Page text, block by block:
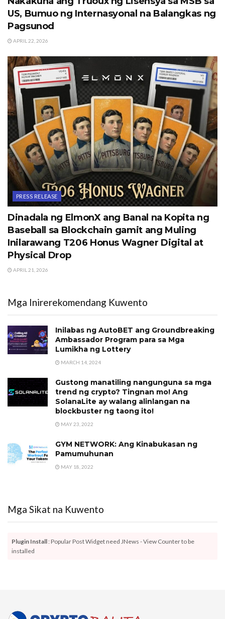
US, Bumuo ng Internasyonal na Balangkas ng
Pagsunod
APRIL 22, 2026
PRESS RELEASE
Dinadala ng ElmonX ang Banal na Kopita ng
Baseball sa Blockchain gamit ang Muling
Inilarawang T206 Honus Wagner Digital at
Physical Drop
APRIL 21, 2026
Mga Inirerekomendang Kuwento
Inilabas ng AutoBET ang Groundbreaking
Ambassador Program para sa Mga
Lumikha ng Lottery
MARCH 14, 2024
Gustong manatiling nangunguna sa mga
trend ng crypto? Tingnan mo! Ang
SolanaLite ay walang alinlangan na
blockbuster ng taong ito!
MAY 23, 2022
GYM NETWORK: Ang Kinabukasan ng
Pamumuhunan
MAY 18, 2022
Mga Sikat na Kuwento
Plugin Install : Popular Post Widget need JNews - View Counter to be
installed